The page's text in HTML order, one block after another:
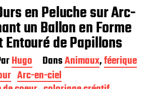
en Peluche sur Arc-
un Ballon en Forme
Entouré de Papillons
Hugo DansAnimaux,féerique
Arc-en-ciel